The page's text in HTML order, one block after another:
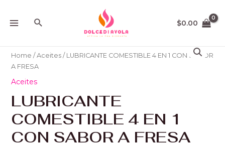
contenido
MENUBuscar $0.00
Home /Aceites/ LUBRICANTE COMESTIBLE 4 EN 1 CON SABOR
A FRESA
Aceites
LUBRICANTE
COMESTIBLE 4 EN 1
CON SABOR A FRESA
COMESTIBLE
4
1
CON
SABOR
A
quantity